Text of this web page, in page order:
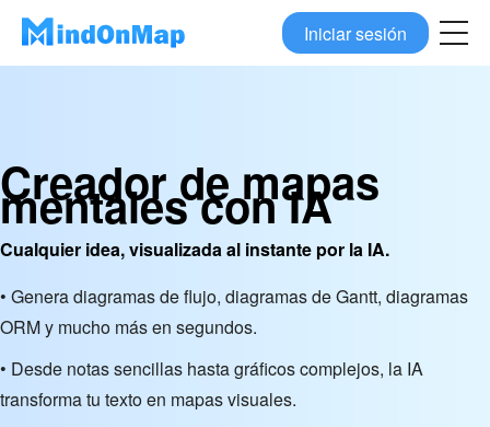
Iniciar sesión
Creador de mapas
mentales con IA
Cualquier idea, visualizada al instante por la IA.
• Genera diagramas de flujo, diagramas de Gantt, diagramas
ORM y mucho más en segundos.
• Desde notas sencillas hasta gráficos complejos, la IA
transforma tu texto en mapas visuales.